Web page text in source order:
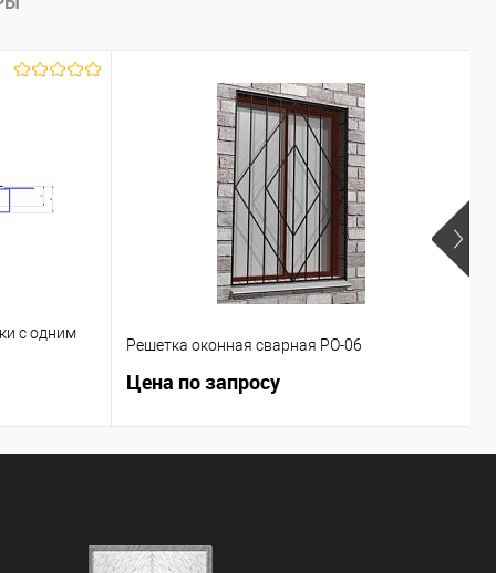
с одним
Решетка оконная сварная РО-06
Цена по запросу